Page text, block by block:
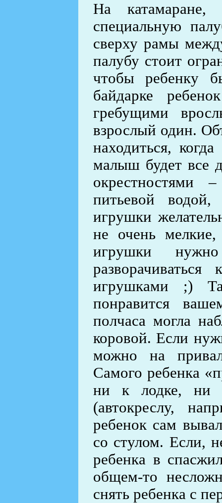
На
специальную
сверху рамы
палубу стоит
чтобы ребенку
байдарке
гребущими
взрослый один.
находиться,
малыш будет все
окрестностями
питьевой
игрушки
не очень
игрушки
игрушками ;)
понравится
полчаса могла
коровой. Если
можно на
Самого ребенка
ни к лодке, ни
(автокреслу,
ребенок сам
со стулом. Если,
ребенка в
общем-то
снять ребенка с